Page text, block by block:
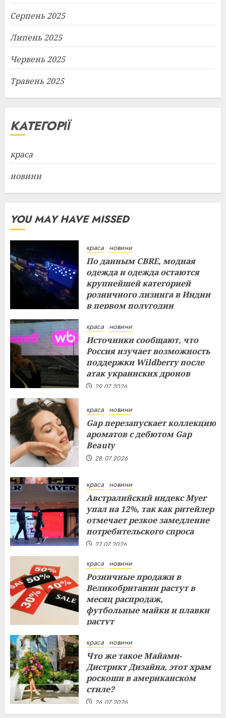
Серпень 2025
Липень 2025
Червень 2025
Травень 2025
КАТЕГОРІЇ
краса
новини
YOU MAY HAVE MISSED
краса новини
По данным CBRE, модная
одежда и одежда остаются
крупнейшей категорией
розничного лизинга в Индии
в первом полугодии
краса новини
Источники сообщают, что
Россия изучает возможность
поддержки Wildberry после
атак украинских дронов
29.07.2026
краса новини
Gap перезапускает коллекцию
ароматов с дебютом Gap
Beauty
28.07.2026
краса новини
Австралийский индекс Myer
упал на 12%, так как ритейлер
отмечает резкое замедление
потребительского спроса
27.07.2026
краса новини
Розничные продажи в
Великобритании растут в
месяц распродаж,
футбольные майки и плавки
растут
краса новини
Что же такое Майами-
Дистрикт Дизайна, этот храм
роскоши в американском
стиле?
26.07.2026